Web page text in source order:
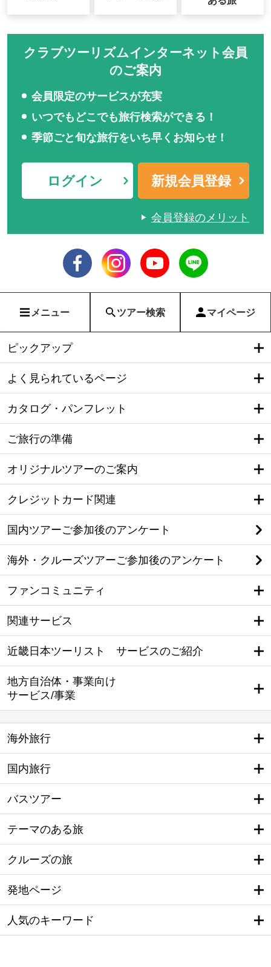
クラブツーリズムインターネット会員
のご案内
会員限定のサービスが充実
いつでもどこでも旅行検索ができる！
季節ごと旬な旅行をいち早くお知らせ！
ログイン 新規会員登録
会員登録のメリット
メニュー ツアー検索 マイページ
ピックアップ
よく見られているページ
カタログ・パンフレット
ご旅行の準備
オリジナルツアーのご案内
クレジットカード関連
国内ツアーご参加後のアンケート
海外・クルーズツアーご参加後のアンケート
ファンコミュニティ
関連サービス
近畿日本ツーリスト サービスのご紹介
地方自治体・事業向け
サービス/事業
海外旅行
国内旅行
バスツアー
テーマのある旅
クルーズの旅
発地ページ
人気のキーワード